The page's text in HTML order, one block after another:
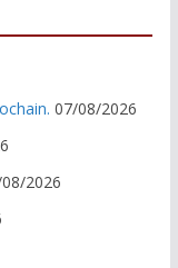
07/08/2026
2026